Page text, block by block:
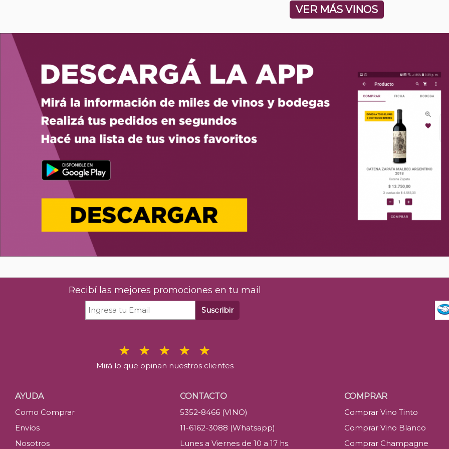
VER MÁS VINOS
Recibí las mejores promociones en tu mail
Suscribir
Mirá lo que opinan nuestros clientes
AYUDA
Como Comprar
Envíos
Nosotros
CONTACTO
5352-8466 (VINO)
11-6162-3088 (Whatsapp)
Lunes a Viernes de 10 a 17 hs.
COMPRAR
Comprar Vino Tinto
Comprar Vino Blanco
Comprar Champagne